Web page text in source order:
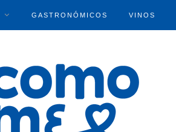
GASTRONÓMICOS VINOS